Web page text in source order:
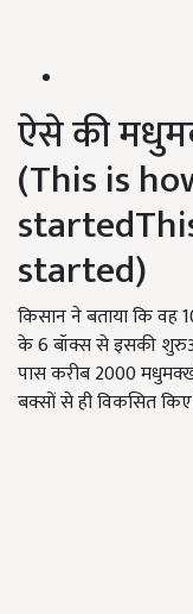
ऐसे की
(This is
started)
किसान ने बताया कि वह
के 6 बॉक्स से इसकी
पास करीब 2000
बक्सों से ही विकसित